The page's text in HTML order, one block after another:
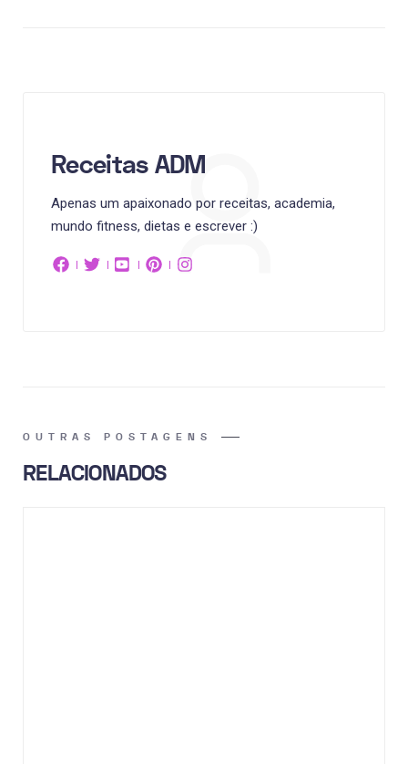
Receitas ADM
Apenas um apaixonado por receitas, academia,
mundo fitness, dietas e escrever :)
OUTRAS POSTAGENS
RELACIONADOS